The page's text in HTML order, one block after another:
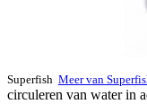
Superfish Meer van
circuleren van water in